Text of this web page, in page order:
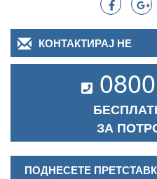
КОНТАКТИРАЈ НЕ
ЗА
ПОДНЕСЕТЕ